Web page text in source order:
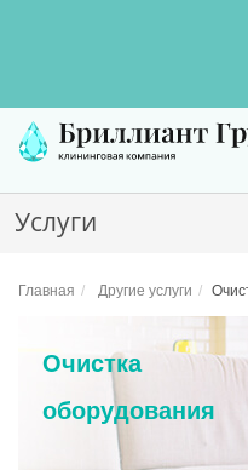
Услуги
Главная Другие услуги
Очистка
оборудования